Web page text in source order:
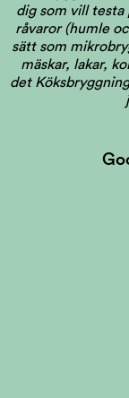
dig som vill testa
råvaror (humle
sätt som
mäskar, lakar,
det